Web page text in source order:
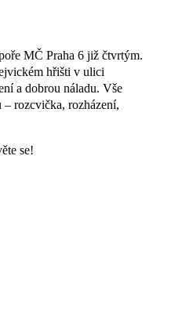
MČ Praha 6 již čtvrtým.
hřišti v ulici
a dobrou náladu. Vše
rozcvička, rozházení,
se!